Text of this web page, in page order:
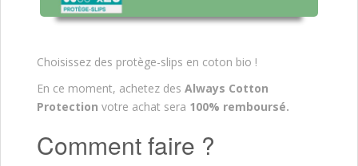
Choisissez des protège-slips en coton bio !
En ce moment, achetez des Always Cotton
Protection votre achat sera 100% remboursé.
Comment faire ?